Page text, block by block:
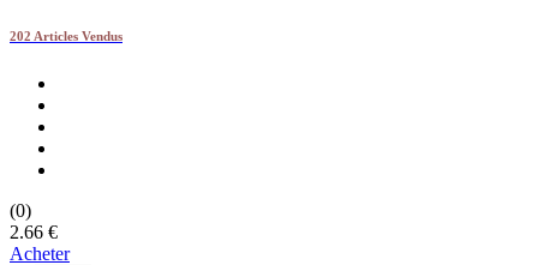
202 Articles Vendus
(0)
2.66 €
Acheter